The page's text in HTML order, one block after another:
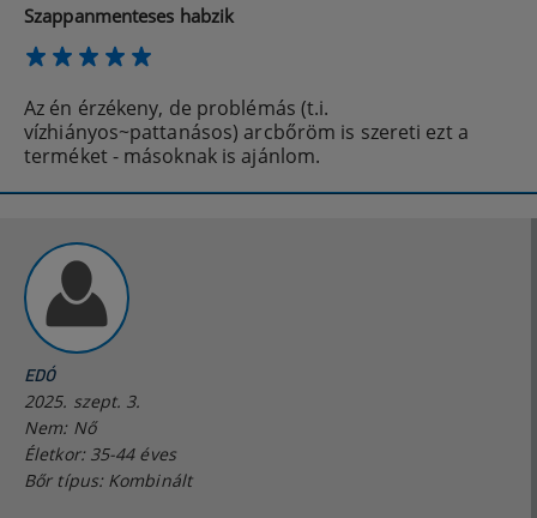
Szappanmenteses habzik
Az én érzékeny, de problémás (t.i.
vízhiányos~pattanásos) arcbőröm is szereti ezt a
terméket - másoknak is ajánlom.
EDÓ
2025. szept. 3.
Nem: Nő
Életkor: 35-44 éves
Bőr típus: Kombinált